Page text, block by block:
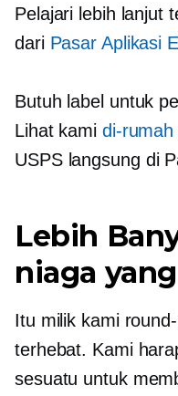
Pelajari lebih lanjut
dari Pasar Aplikasi
Butuh label untuk
Lihat kami di-rumah
USPS langsung di
Lebih
niaga
Itu milik kami
terhebat. Kami
sesuatu untuk